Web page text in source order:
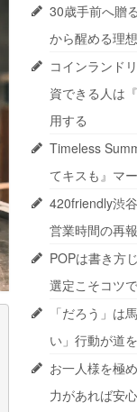
30歳手前へ贈
から醒める理
コインランド
資できる人は
用する
Timeless
てキスも』マ
420friendly渋
営業時間の再
POPは書き方
選定こそコツ
「だろう」は
い」行動が道
お一人様を極
力があれば安